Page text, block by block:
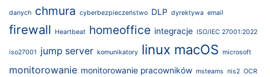
danych chmura cyberbezpieczeństwo DLP dyrektywa email
firewall Heartbeat homeoffice integracje ISO/IEC 27001:2022
iso27001 jump server komunikatory linux macOS microsoft
monitorowanie monitorowanie pracowników msteams nis2 OCR